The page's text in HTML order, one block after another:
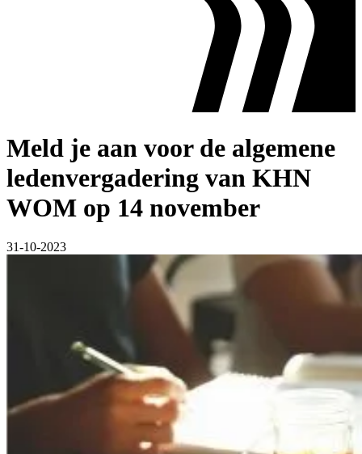
Meld je aan voor de algemene
ledenvergadering van KHN
WOM op 14 november
31-10-2023